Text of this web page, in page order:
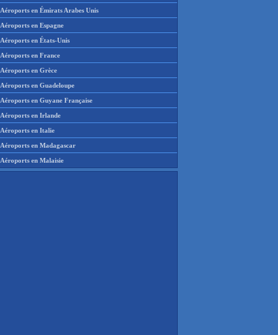
Aéroports en Émirats Arabes Unis
Aéroports en Espagne
Aéroports en États-Unis
Aéroports en France
Aéroports en Grèce
Aéroports en Guadeloupe
Aéroports en Guyane Française
Aéroports en Irlande
Aéroports en Italie
Aéroports en Madagascar
Aéroports en Malaisie